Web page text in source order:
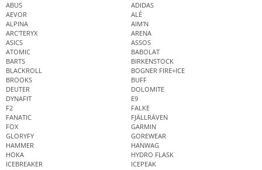
ABUS
ADIDAS
AEVOR
ALÉ
ALPINA
AIM'N
ARC'TERYX
ARENA
ASICS
ASSOS
ATOMIC
BABOLAT
BARTS
BIRKENSTOCK
BLACKROLL
BOGNER FIRE+ICE
BROOKS
BUFF
DEUTER
DOLOMITE
DYNAFIT
E9
F2
FALKE
FANATIC
FJÄLLRÄVEN
FOX
GARMIN
GLORYFY
GOREWEAR
HAMMER
HANWAG
HOKA
HYDRO FLASK
ICEBREAKER
ICEPEAK